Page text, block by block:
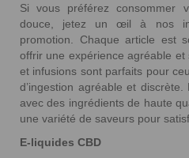
Si vous préférez consommer
douce, jetez un œil à nos
promotion. Chaque article est
offrir une expérience agréable
et infusions sont parfaits pour
d’ingestion agréable et
avec des ingrédients de haute
une variété de saveurs pour
E-liquides CBD